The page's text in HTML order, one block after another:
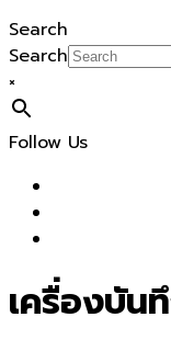
Search
Search
×
Follow Us
เครื่องบัน